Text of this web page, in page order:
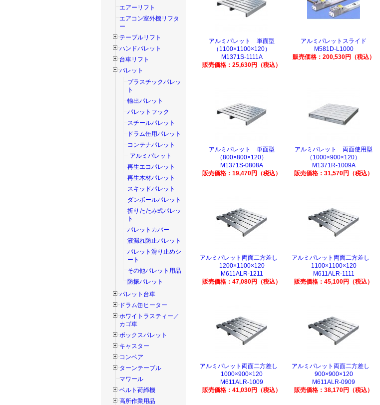
エアーリフト
エアコン室外機リフタ
ー
テーブルリフト
ハンドパレット
台車リフト
パレット
プラスチックパレッ
ト
輸出パレット
パレットフック
スチールパレット
ドラム缶用パレット
コンテナパレット
アルミパレット
再生エコパレット
再生木材パレット
スキッドパレット
ダンボールパレット
折りたたみ式パレッ
ト
パレットカバー
液漏れ防止パレット
パレット滑り止めシ
ート
その他パレット用品
防振パレット
パレット台車
ドラム缶ヒーター
ホワイトラスティー／
カゴ車
ボックスパレット
キャスター
コンベア
ターンテーブル
マワール
ベルト荷締機
高所作業用品
アルミパレット 単面型
（1100×1100×120）
M1371S-1111A
販売価格：25,630円（税込）
アルミパレットスライド
M581D-L1000
販売価格：200,530円（税込）
アルミパレット 単面型
（800×800×120）
M1371S-0808A
販売価格：19,470円（税込）
アルミパレット 両面使用型
（1000×900×120）
M1371R-1009A
販売価格：31,570円（税込）
アルミパレット両面二方差し
1200×1100×120
M611ALR-1211
販売価格：47,080円（税込）
アルミパレット両面二方差し
1100×1100×120
M611ALR-1111
販売価格：45,100円（税込）
アルミパレット両面二方差し
1000×900×120
M611ALR-1009
販売価格：41,030円（税込）
アルミパレット両面二方差し
900×900×120
M611ALR-0909
販売価格：38,170円（税込）